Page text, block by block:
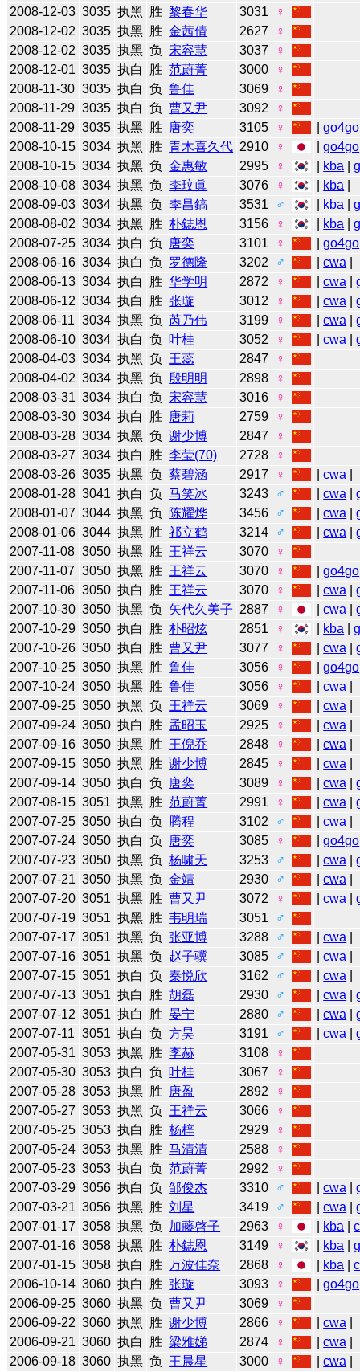
2008-12-03 3035 执黑 胜 黎春华 3031
♀
2008-12-02 3035 执黑 胜 金茜倩 2627
♀
2008-12-02 3035 执黑 负 宋容慧 3037
♀
2008-12-01 3035 执白 胜 范蔚菁 3000
♀
2008-11-30 3035 执白 负 鲁佳 3069
♀
2008-11-29 3035 执白 负 曹又尹 3092
♀
2008-11-29 3035 执黑 胜 唐奕 3105 ♀ |go4go
2008-10-15 3034 执黑 胜 青木喜久代 2910 ♀ |go4go
2008-10-15 3034 执黑 负 金惠敏 2995 ♀ kba |
2008-10-08 3034 执黑 负 李玟眞 3076 ♀ kba
2008-09-03 3034 执黑 负 李昌鎬 3531 ♂ kba |
2008-08-02 3034 执黑 胜 朴鋕恩 3156 ♀ kba |
2008-07-25 3034 执白 负 唐奕 3101 ♀ |go4go
2008-06-16 3034 执白 负 罗德隆 3202 ♂ |cwa
2008-06-13 3034 执白 胜 华学明 2872 ♀ |cwa |
2008-06-12 3034 执白 胜 张璇 3012 ♀ |cwa |
2008-06-11 3034 执黑 负 芮乃伟 3199 ♀ |cwa |
2008-06-10 3034 执白 负 叶桂 3052 ♀ |cwa |
2008-04-03 3034 执黑 负 王蕊 2847
♀
2008-04-02 3034 执黑 负 殷明明 2898
♀
2008-03-31 3034 执白 负 宋容慧 3016
♀
2008-03-30 3034 执白 胜 唐莉 2759
♀
2008-03-28 3034 执黑 负 谢少博 2847
♀
2008-03-27 3034 执白 胜 李莹(70) 2728
♀
2008-03-26 3035 执黑 负 蔡碧涵 2917 ♀ |cwa
2008-01-28 3041 执白 负 马笑冰 3243 ♂ |cwa |
2008-01-07 3044 执黑 负 陈耀烨 3456 ♂ |cwa |
2008-01-06 3044 执黑 胜 祁立鹤 3214 ♂ |cwa |
2007-11-08 3050 执黑 胜 王祥云 3070
♀
2007-11-07 3050 执黑 胜 王祥云 3070 ♀ |go4go
2007-11-06 3050 执白 胜 王祥云 3070 ♀ |cwa |
2007-10-30 3050 执黑 负 矢代久美子 2887 ♀ |cwa |
2007-10-29 3050 执白 胜 朴昭炫 2851 ♀ kba |
2007-10-26 3050 执白 胜 曹又尹 3077 ♀ |cwa |
2007-10-25 3050 执黑 胜 鲁佳 3056 ♀ |go4go
2007-10-24 3050 执黑 胜 鲁佳 3056 ♀ |cwa
2007-09-25 3050 执黑 负 王祥云 3069 ♀ |cwa
2007-09-24 3050 执白 胜 孟昭玉 2925 ♀ |cwa
2007-09-16 3050 执黑 胜 王倪乔 2848 ♀ |cwa
2007-09-15 3050 执黑 胜 谢少博 2845 ♀ |cwa
2007-09-14 3050 执白 负 唐奕 3089 ♀ |cwa |
2007-08-15 3051 执黑 胜 范蔚菁 2991 ♀ |cwa |
2007-07-25 3050 执白 负 腾程 3102 ♂ |cwa
2007-07-24 3050 执白 负 唐奕 3085 ♀ |go4go
2007-07-23 3050 执黑 负 杨啸天 3253 ♂ |cwa |
2007-07-21 3050 执黑 负 金靖 2930 ♂ |cwa
2007-07-20 3051 执黑 胜 曹又尹 3072 ♀ |cwa |
2007-07-19 3051 执黑 胜 韦明瑞 3051
♂
2007-07-17 3051 执黑 负 张亚博 3288 ♂ |cwa
2007-07-16 3051 执黑 负 赵子骥 3085 ♂ |cwa
2007-07-15 3051 执白 负 秦悦欣 3162 ♂ |cwa
2007-07-13 3051 执白 胜 胡磊 2930 ♂ |cwa |
2007-07-12 3051 执白 胜 晏宁 2880 ♂ |cwa |
2007-07-11 3051 执白 负 方昊 3191 ♂ |cwa |
2007-05-31 3053 执黑 胜 李赫 3108
♀
2007-05-30 3053 执白 负 叶桂 3067
♀
2007-05-28 3053 执黑 胜 唐盈 2892
♀
2007-05-27 3053 执黑 负 王祥云 3066
♀
2007-05-25 3053 执白 胜 杨梓 2929
♀
2007-05-24 3053 执黑 胜 马清清 2588
♀
2007-05-23 3053 执白 负 范蔚菁 2992
♀
2007-03-29 3056 执白 负 邹俊杰 3310 ♂ |cwa |
2007-03-21 3056 执黑 胜 刘星 3419 ♂ |cwa |
2007-01-17 3058 执黑 负 加藤啓子 2963 ♀ kba |
2007-01-16 3058 执黑 胜 朴鋕恩 3149 ♀ kba |
2007-01-15 3058 执白 胜 万波佳奈 2868 ♀ kba |
2006-10-14 3060 执白 胜 张璇 3093 ♀ |go4go
2006-09-25 3060 执黑 负 曹又尹 3069
♀
2006-09-22 3060 执黑 胜 谢少博 2866 ♀ |cwa
2006-09-21 3060 执白 胜 梁雅娣 2874 ♀ |cwa
2006-09-18 3060 执黑 负 王晨星 3000 ♀ |cwa